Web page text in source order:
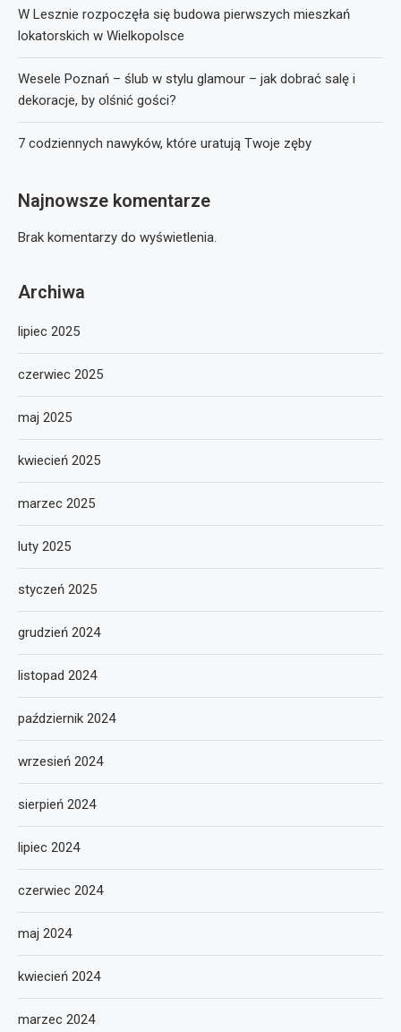
W Lesznie rozpoczęła się budowa pierwszych mieszkań
lokatorskich w Wielkopolsce
Wesele Poznań – ślub w stylu glamour – jak dobrać salę i
dekoracje, by olśnić gości?
7 codziennych nawyków, które uratują Twoje zęby
Najnowsze komentarze
Brak komentarzy do wyświetlenia.
Archiwa
lipiec 2025
czerwiec 2025
maj 2025
kwiecień 2025
marzec 2025
luty 2025
styczeń 2025
grudzień 2024
listopad 2024
październik 2024
wrzesień 2024
sierpień 2024
lipiec 2024
czerwiec 2024
maj 2024
kwiecień 2024
marzec 2024